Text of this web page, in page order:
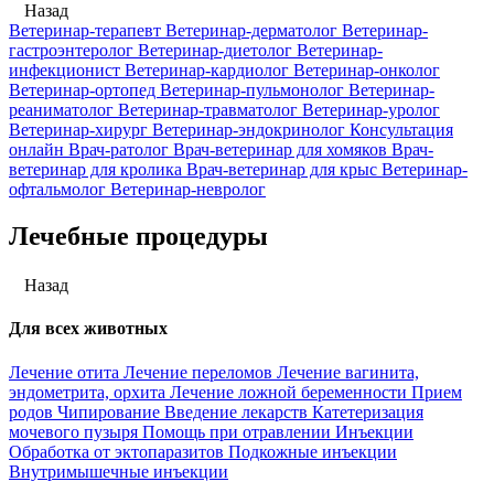
Назад
Ветеринар-терапевт Ветеринар-дерматолог Ветеринар-
гастроэнтеролог Ветеринар-диетолог Ветеринар-
инфекционист Ветеринар-кардиолог Ветеринар-онколог
Ветеринар-ортопед Ветеринар-пульмонолог Ветеринар-
реаниматолог Ветеринар-травматолог Ветеринар-уролог
Ветеринар-хирург Ветеринар-эндокринолог Консультация
онлайн Врач-ратолог Врач-ветеринар для хомяков Врач-
ветеринар для кролика Врач-ветеринар для крыс Ветеринар-
офтальмолог Ветеринар-невролог
Лечебные процедуры
Назад
Для всех животных
Лечение отита Лечение переломов Лечение вагинита,
эндометрита, орхита Лечение ложной беременности Прием
родов Чипирование Введение лекарств Катетеризация
мочевого пузыря Помощь при отравлении Инъекции
Обработка от эктопаразитов Подкожные инъекции
Внутримышечные инъекции